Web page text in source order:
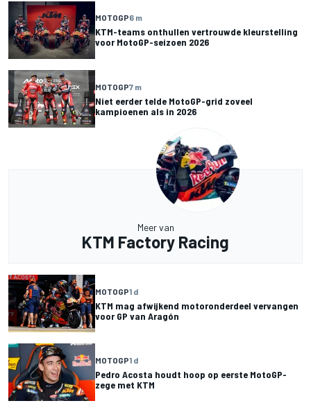
MOTOGP6 m
KTM-teams onthullen vertrouwde kleurstelling
voor MotoGP-seizoen 2026
MOTOGP7 m
Niet eerder telde MotoGP-grid zoveel
kampioenen als in 2026
Meer van
KTM Factory Racing
MOTOGP1 d
KTM mag afwijkend motoronderdeel vervangen
voor GP van Aragón
MOTOGP1 d
Pedro Acosta houdt hoop op eerste MotoGP-
zege met KTM